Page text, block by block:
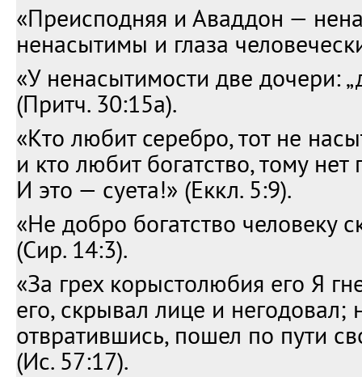
«Преисподняя и Аваддон —
ненасытимы и глаза
«У ненасытимости две дочери:
(Притч. 30:15а).
«Кто любит серебро, тот не
и кто любит богатство, тому нет
И это — суета!» (Еккл. 5:9).
«Не добро богатство человеку
(Сир. 14:3).
«За грех корыстолюбия его Я
его, скрывал лице и негодовал;
отвратившись, пошел по пути
(Ис. 57:17).